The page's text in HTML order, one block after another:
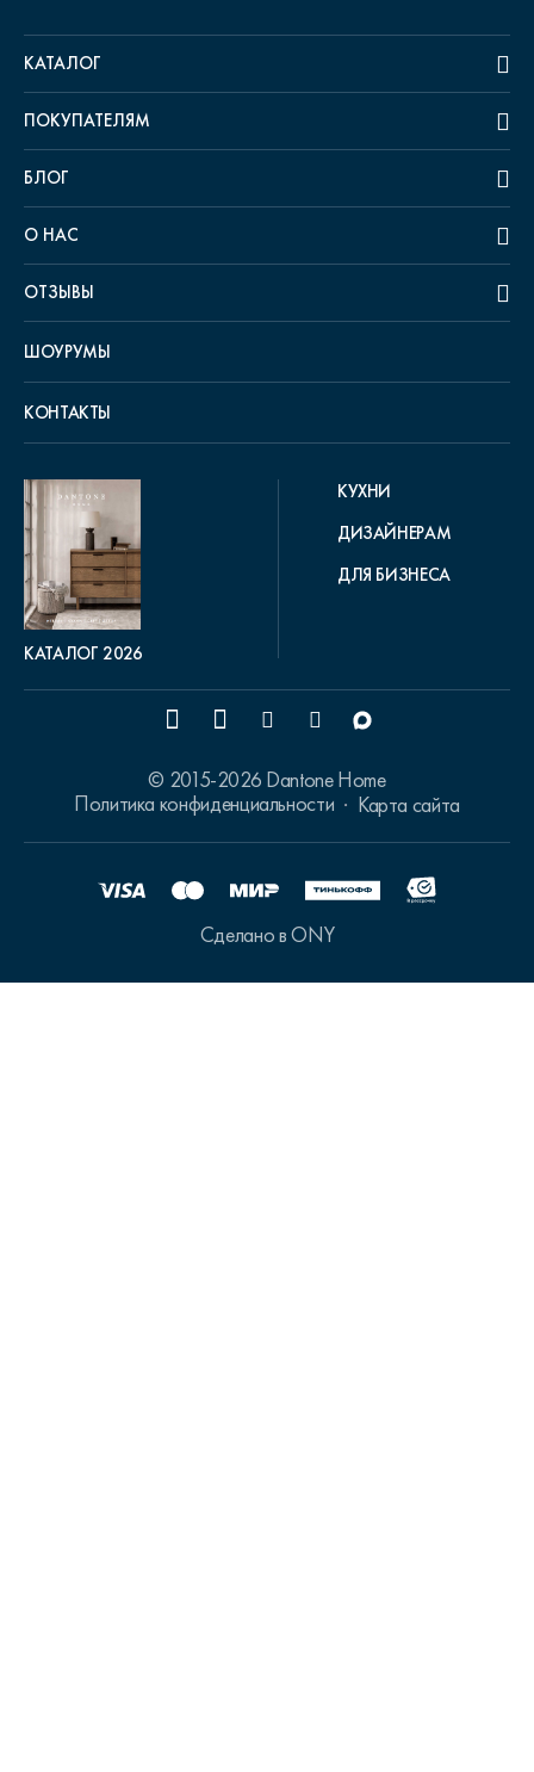
КАТАЛОГ
ПОКУПАТЕЛЯМ
БЛОГ
О НАС
ОТЗЫВЫ
ШОУРУМЫ
КОНТАКТЫ
КАТАЛОГ 2026
КУХНИ
ДИЗАЙНЕРАМ
ДЛЯ БИЗНЕСА
© 2015-2026 Dantone Home
Политика конфиденциальности
Карта сайта
Сделано в ONY